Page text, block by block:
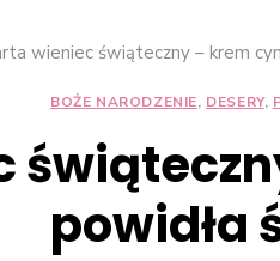
wieniec świąteczny – krem
BOŻE NARODZENIE, DESERY,
powidła